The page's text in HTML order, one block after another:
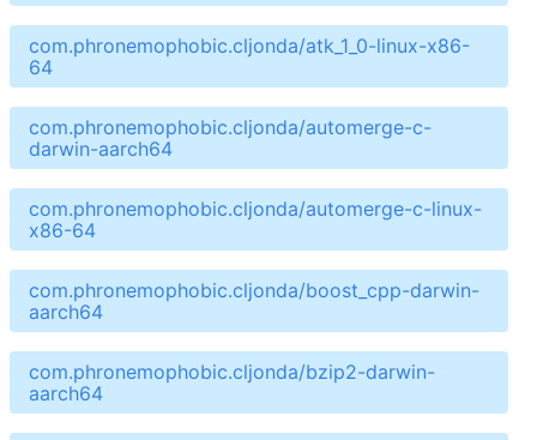
com.phronemophobic.cljonda/atk_1_0-linux-x86-
64
com.phronemophobic.cljonda/automerge-c-
darwin-aarch64
com.phronemophobic.cljonda/automerge-c-linux-
x86-64
com.phronemophobic.cljonda/boost_cpp-darwin-
aarch64
com.phronemophobic.cljonda/bzip2-darwin-
aarch64